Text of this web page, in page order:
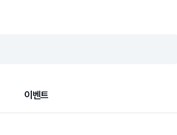
이벤트